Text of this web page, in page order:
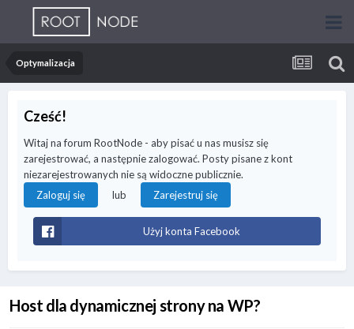
Optymalizacja
Cześć!
Witaj na forum RootNode - aby pisać u nas musisz się
zarejestrować, a następnie zalogować. Posty pisane z kont
niezarejestrowanych nie są widoczne publicznie.
Zaloguj się
lub Zarejestruj się
Użyj konta Facebook
Host dla dynamicznej strony na WP?